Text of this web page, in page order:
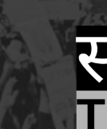
Skip
to
content